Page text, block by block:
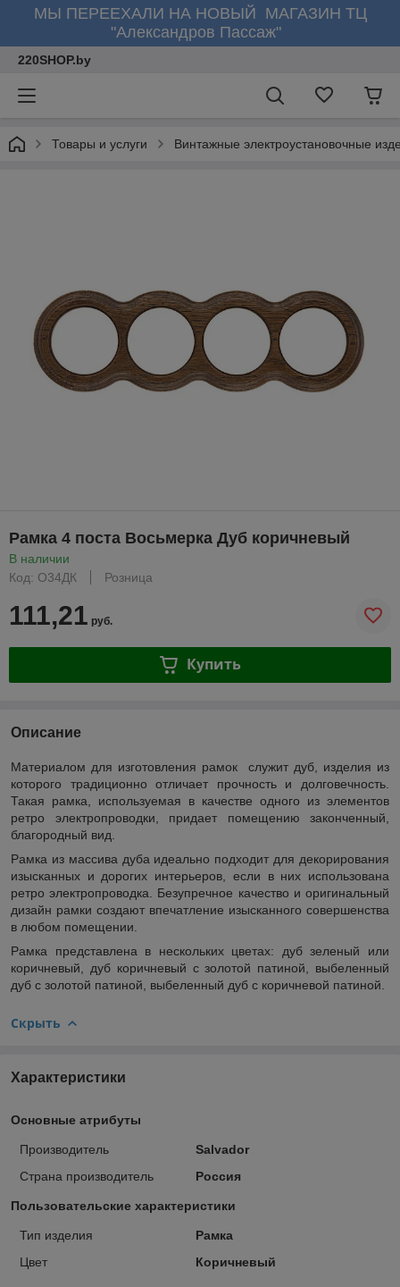
МЫ ПЕРЕЕХАЛИ НА НОВЫЙ МАГАЗИН ТЦ
"Александров Пассаж"
220SHOP.by
Товары и услуги Винтажные электроустановочные
Рамка 4 поста Восьмерка Дуб коричневый
В наличии
Код: О34ДК
Розница
111,21 руб.
Купить
Описание
Материалом для изготовления рамок служит дуб, изделия из
которого традиционно отличает прочность и долговечность.
Такая рамка, используемая в качестве одного из элементов
ретро электропроводки, придает помещению законченный,
благородный вид.
Рамка из массива дуба идеально подходит для декорирования
изысканных и дорогих интерьеров, если в них использована
ретро электропроводка. Безупречное качество и оригинальный
дизайн рамки создают впечатление изысканного совершенства
в любом помещении.
Рамка представлена в нескольких цветах: дуб зеленый или
коричневый, дуб коричневый с золотой патиной, выбеленный
дуб с золотой патиной, выбеленный дуб с коричневой патиной.
Скрыть
Характеристики
Основные атрибуты
Производитель
Salvador
Страна производитель
Россия
Пользовательские характеристики
Тип изделия
Рамка
Цвет
Коричневый